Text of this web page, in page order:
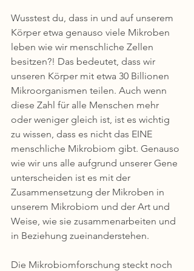
Wusstest du, dass in und auf unserem
Körper etwa genauso viele Mikroben
leben wie wir menschliche Zellen
besitzen?! Das bedeutet, dass wir
unseren Körper mit etwa 30 Billionen
Mikroorganismen teilen. Auch wenn
diese Zahl für alle Menschen mehr
oder weniger gleich ist, ist es wichtig
zu wissen, dass es nicht das EINE
menschliche Mikrobiom gibt. Genauso
wie wir uns alle aufgrund unserer Gene
unterscheiden ist es mit der
Zusammensetzung der Mikroben in
unserem Mikrobiom und der Art und
Weise, wie sie zusammenarbeiten und
in Beziehung zueinanderstehen.
Die Mikrobiomforschung steckt noch